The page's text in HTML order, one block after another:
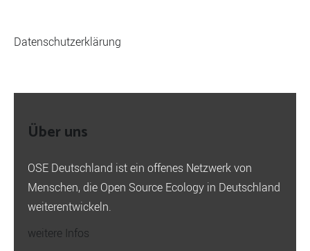
Datenschutzerklärung
Über uns
OSE Deutschland ist ein offenes Netzwerk von
Menschen, die Open Source Ecology in Deutschland
weiterentwickeln.
weitere Infos